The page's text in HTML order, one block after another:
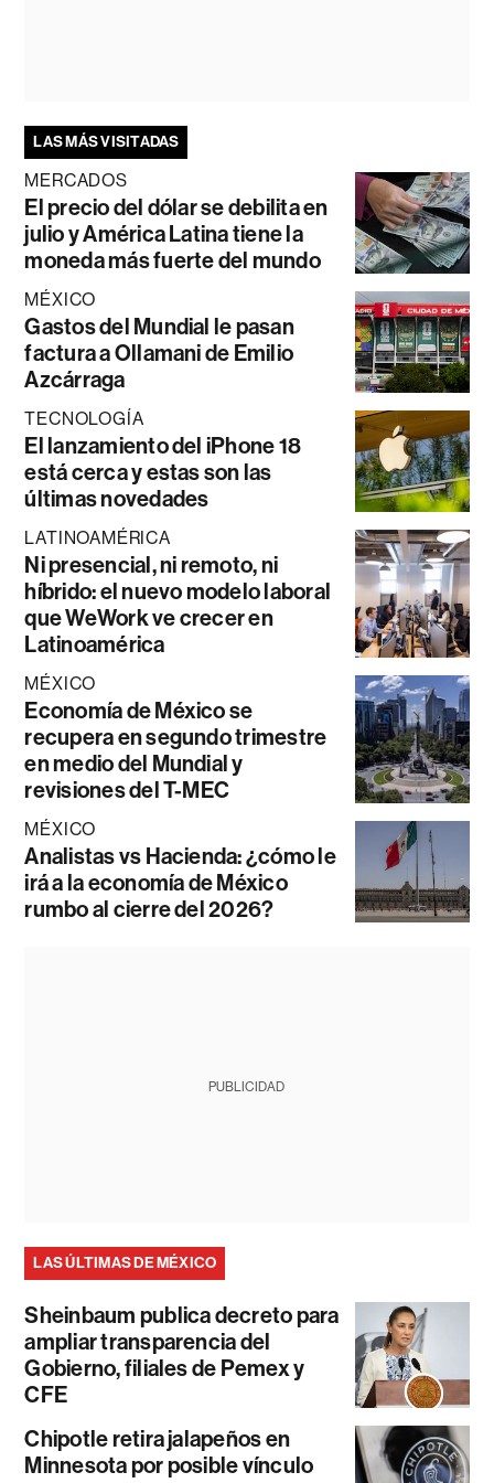
LAS MÁS VISITADAS
MERCADOS
El precio del dólar se debilita en
julio y América Latina tiene la
moneda más fuerte del mundo
MÉXICO
Gastos del Mundial le pasan
factura a Ollamani de Emilio
Azcárraga
TECNOLOGÍA
El lanzamiento del iPhone 18
está cerca y estas son las
últimas novedades
LATINOAMÉRICA
Ni presencial, ni remoto, ni
híbrido: el nuevo modelo laboral
que WeWork ve crecer en
Latinoamérica
MÉXICO
Economía de México se
recupera en segundo trimestre
en medio del Mundial y
revisiones del T-MEC
MÉXICO
Analistas vs Hacienda: ¿cómo le
irá a la economía de México
rumbo al cierre del 2026?
PUBLICIDAD
LAS ÚLTIMAS DE MÉXICO
Sheinbaum publica decreto para
ampliar transparencia del
Gobierno, filiales de Pemex y
CFE
Chipotle retira jalapeños en
Minnesota por posible vínculo